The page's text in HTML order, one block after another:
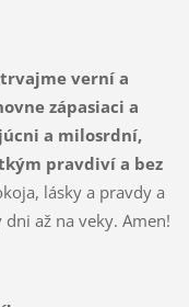
verní a
zápasiaci a
a milosrdní,
pravdiví a bez
lásky a pravdy a
až na veky. Amen!